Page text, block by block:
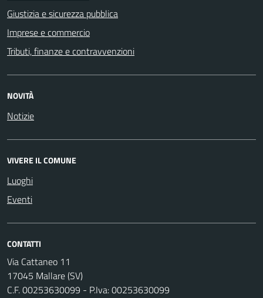
Giustizia e sicurezza pubblica
Imprese e commercio
Tributi, finanze e contravvenzioni
NOVITÀ
Notizie
VIVERE IL COMUNE
Luoghi
Eventi
CONTATTI
Via Cattaneo 11
17045 Mallare (SV)
C.F. 00253630099 - P.Iva: 00253630099